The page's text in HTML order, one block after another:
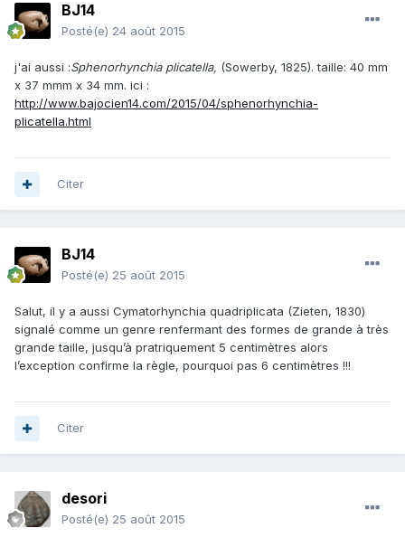
BJ14
Posté(e) 24 août 2015
j'ai aussi :Sphenorhynchia plicatella, (Sowerby, 1825). taille: 40 mm
x 37 mmm x 34 mm. ici :
http://www.bajocien14.com/2015/04/sphenorhynchia-
plicatella.html
Citer
BJ14
Posté(e) 25 août 2015
Salut, il y a aussi Cymatorhynchia quadriplicata (Zieten, 1830)
signalé comme un genre renfermant des formes de grande à très
grande taille, jusqu’à pratriquement 5 centimètres alors
l’exception confirme la règle, pourquoi pas 6 centimètres !!!
Citer
desori
Posté(e) 25 août 2015